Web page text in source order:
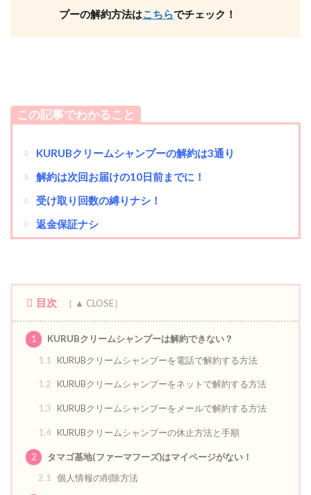
プーの解約方法はこちらでチェック！
この記事でわかること
KURUBクリームシャンプーの解約は3通り
解約は次回お届けの10日前までに！
受け取り回数の縛りナシ！
返金保証ナシ
目次
1
KURUBクリームシャンプーは解約できない？
1.1
KURUBクリームシャンプーを電話で解約する方法
1.2 KURUBクリームシャンプーをネットで解約する方法
1.3 KURUBクリームシャンプーをメールで解約する方法
1.4 KURUBクリームシャンプーの休止方法と手順
2
タマゴ基地(ファーマフーズ)はマイページがない！
2.1
個人情報の削除方法